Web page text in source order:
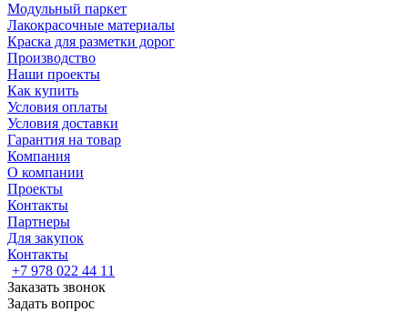
Модульный паркет
Лакокрасочные материалы
Краска для разметки дорог
Производство
Наши проекты
Как купить
Условия оплаты
Условия доставки
Гарантия на товар
Компания
О компании
Проекты
Контакты
Партнеры
Для закупок
Контакты
+7 978 022 44 11
Заказать звонок
Задать вопрос